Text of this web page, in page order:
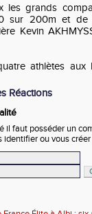
les grands
sur 200m et de
Kevin
athlètes aux
Réactions
il faut posséder un
identifier ou vous